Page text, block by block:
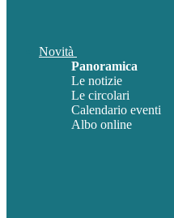
Novità
Panoramica
Le notizie
Le circolari
Calendario eventi
Albo online